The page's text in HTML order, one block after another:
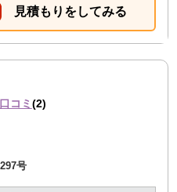
見積もりをしてみる
口コミ(2)
号